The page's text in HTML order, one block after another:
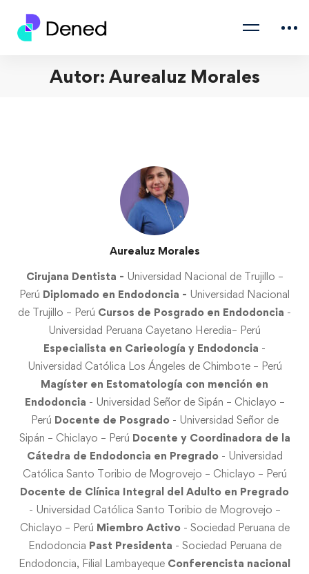
Autor: Aurealuz Morales
Aurealuz Morales
Cirujana Dentista - Universidad Nacional de Trujillo –
Perú Diplomado en Endodoncia - Universidad Nacional
de Trujillo – Perú Cursos de Posgrado en Endodoncia -
Universidad Peruana Cayetano Heredia– Perú
Especialista en Carieología y Endodoncia -
Universidad Católica Los Ángeles de Chimbote – Perú
Magíster en Estomatología con mención en
Endodoncia - Universidad Señor de Sipán – Chiclayo –
Perú Docente de Posgrado - Universidad Señor de
Sipán – Chiclayo – Perú Docente y Coordinadora de la
Cátedra de Endodoncia en Pregrado- Universidad
Católica Santo Toribio de Mogrovejo – Chiclayo – Perú
Docente de Clínica Integral del Adulto en Pregrado
- Universidad Católica Santo Toribio de Mogrovejo –
Chiclayo – Perú Miembro Activo - Sociedad Peruana de
Endodoncia Past Presidenta - Sociedad Peruana de
Endodoncia, Filial Lambayeque Conferencista nacional